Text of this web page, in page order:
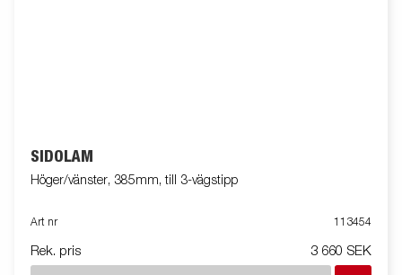
SIDOLÄM
Höger/vänster, 385mm, till 3-vägstipp
Art nr 113454
Rek. pris 3 660 SEK